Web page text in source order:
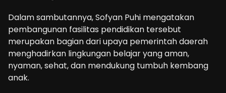
Dalam sambutannya, Sofyan Puhi mengatakan
pembangunan fasilitas pendidikan tersebut
merupakan bagian dari upaya pemerintah daerah
menghadirkan lingkungan belajar yang aman,
nyaman, sehat, dan mendukung tumbuh kembang
anak.